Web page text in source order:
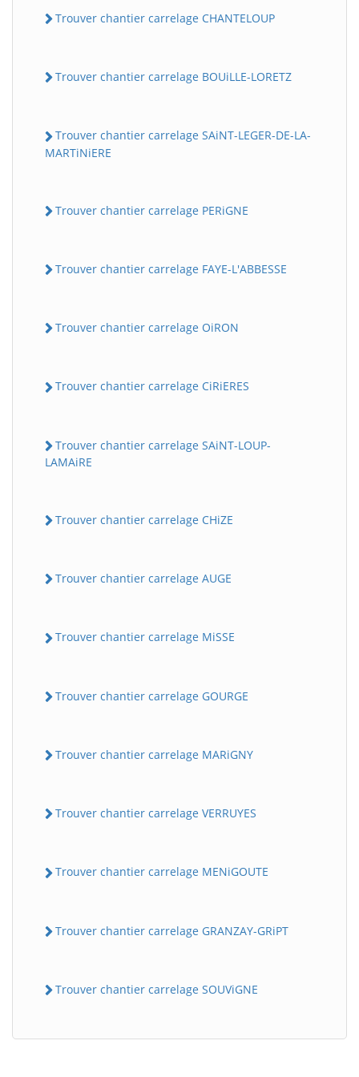
Trouver chantier carrelage CHANTELOUP
Trouver chantier carrelage BOUiLLE-LORETZ
Trouver chantier carrelage SAiNT-LEGER-DE-LA-
MARTiNiERE
Trouver chantier carrelage PERiGNE
Trouver chantier carrelage FAYE-L'ABBESSE
Trouver chantier carrelage OiRON
Trouver chantier carrelage CiRiERES
Trouver chantier carrelage SAiNT-LOUP-
LAMAiRE
Trouver chantier carrelage CHiZE
Trouver chantier carrelage AUGE
Trouver chantier carrelage MiSSE
Trouver chantier carrelage GOURGE
Trouver chantier carrelage MARiGNY
Trouver chantier carrelage VERRUYES
Trouver chantier carrelage MENiGOUTE
Trouver chantier carrelage GRANZAY-GRiPT
Trouver chantier carrelage SOUViGNE
Assistant en ligne